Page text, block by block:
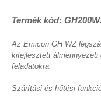
Termék kód:
Az Emicon GH WZ
kifejlesztett álmennyezeti
feladatokra.
Szárítási és hűtési